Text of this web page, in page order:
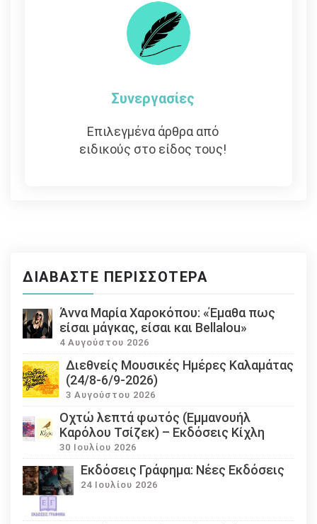
Συνεργασίες
Επιλεγμένα άρθρα από
ειδικούς στο είδος τους!
ΔΙΑΒΆΣΤΕ ΠΕΡΙΣΣΌΤΕΡΑ
Άννα Μαρία Χαροκόπου: «Έμαθα πως
είσαι μάγκας, είσαι και Bellalou»
4 Αυγούστου 2026
Διεθνείς Μουσικές Ημέρες Καλαμάτας
(24/8-6/9-2026)
3 Αυγούστου 2026
Οχτώ λεπτά φωτός (Εμμανουήλ
Καρόλου Τσίζεκ) – Εκδόσεις Κίχλη
30 Ιουλίου 2026
Εκδόσεις Γράφημα: Νέες Εκδόσεις
24 Ιουλίου 2026